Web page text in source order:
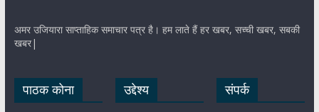
अमर उजियारा साप्ताहिक समाचार पत्र है। हम लाते हैं हर खबर, सच्ची खबर, सबकी
खबर|
पाठक कोना उद्देश्य संपर्क